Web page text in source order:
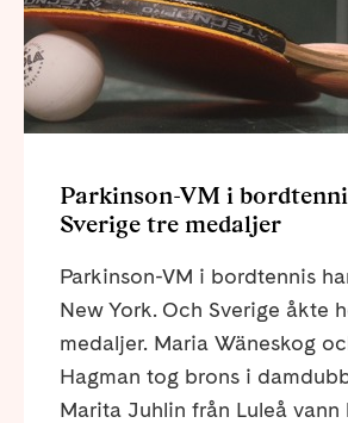
Parkinson-VM i
Sverige tre medaljer
Parkinson-VM i bordtennis
New York. Och Sverige åkte
medaljer. Maria Wäneskog
Hagman tog brons i
Marita Juhlin från Luleå vann